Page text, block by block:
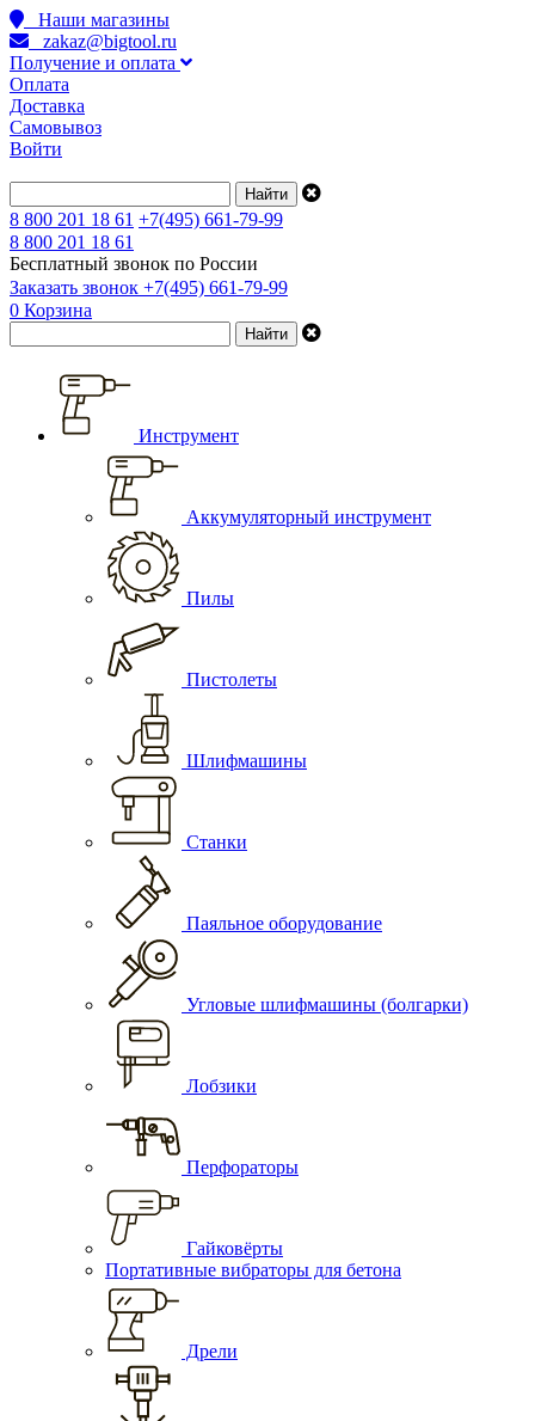
Наши магазины
zakaz@bigtool.ru
Получение и оплата
Оплата
Доставка
Самовывоз
Войти
8 800 201 18 61 +7(495) 661-79-99
8 800 201 18 61
Бесплатный звонок по России
Заказать звонок +7(495) 661-79-99
0 Корзина
Инструмент
Аккумуляторный инструмент
Пилы
Пистолеты
Шлифмашины
Станки
Паяльное оборудование
Угловые шлифмашины (болгарки)
Лобзики
Перфораторы
Гайковёрты
Портативные вибраторы для бетона
Дрели